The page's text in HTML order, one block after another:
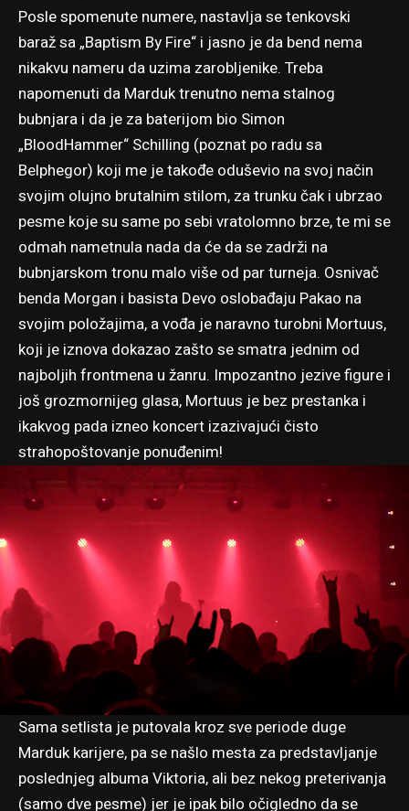
Posle spomenute numere, nastavlja se tenkovski
baraž sa „Baptism By Fire“ i jasno je da bend nema
nikakvu nameru da uzima zarobljenike. Treba
napomenuti da Marduk trenutno nema stalnog
bubnjara i da je za baterijom bio Simon
„BloodHammer“ Schilling (poznat po radu sa
Belphegor) koji me je takođe oduševio na svoj način
svojim olujno brutalnim stilom, za trunku čak i ubrzao
pesme koje su same po sebi vratolomno brze, te mi se
odmah nametnula nada da će da se zadrži na
bubnjarskom tronu malo više od par turneja. Osnivač
benda Morgan i basista Devo oslobađaju Pakao na
svojim položajima, a vođa je naravno turobni Mortuus,
koji je iznova dokazao zašto se smatra jednim od
najboljih frontmena u žanru. Impozantno jezive figure i
još grozmornijeg glasa, Mortuus je bez prestanka i
ikakvog pada izneo koncert izazivajući čisto
strahopoštovanje ponuđenim!
Sama setlista je putovala kroz sve periode duge
Marduk karijere, pa se našlo mesta za predstavljanje
poslednjeg albuma Viktoria, ali bez nekog preterivanja
(samo dve pesme) jer je ipak bilo očigledno da se